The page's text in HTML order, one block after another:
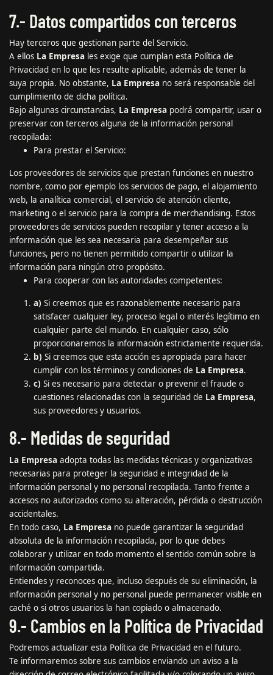
7.- Datos compartidos con terceros
Hay terceros que gestionan parte del Servicio.
A ellos La Empresa les exige que cumplan esta Política de
Privacidad en lo que les resulte aplicable, además de tener la
suya propia. No obstante, La Empresa no será responsable del
cumplimiento de dicha política.
Bajo algunas circunstancias, La Empresa podrá compartir, usar o
preservar con terceros alguna de la información personal
recopilada:
Para prestar el Servicio:
Los proveedores de servicios que prestan funciones en nuestro
nombre, como por ejemplo los servicios de pago, el alojamiento
web, la analítica comercial, el servicio de atención cliente,
marketing o el servicio para la compra de merchandising. Estos
proveedores de servicios pueden recopilar y tener acceso a la
información que les sea necesaria para desempeñar sus
funciones, pero no tienen permitido compartir o utilizar la
información para ningún otro propósito.
Para cooperar con las autoridades competentes:
a) Si creemos que es razonablemente necesario para
satisfacer cualquier ley, proceso legal o interés legítimo en
cualquier parte del mundo. En cualquier caso, sólo
proporcionaremos la información estrictamente requerida.
b) Si creemos que esta acción es apropiada para hacer
cumplir con los términos y condiciones de La Empresa.
c) Si es necesario para detectar o prevenir el fraude o
cuestiones relacionadas con la seguridad de La Empresa,
sus proveedores y usuarios.
8.- Medidas de seguridad
La Empresa adopta todas las medidas técnicas y organizativas
necesarias para proteger la seguridad e integridad de la
información personal y no personal recopilada. Tanto frente a
accesos no autorizados como su alteración, pérdida o destrucción
accidentales.
En todo caso, La Empresa no puede garantizar la seguridad
absoluta de la información recopilada, por lo que debes
colaborar y utilizar en todo momento el sentido común sobre la
información compartida.
Entiendes y reconoces que, incluso después de su eliminación, la
información personal y no personal puede permanecer visible en
caché o si otros usuarios la han copiado o almacenado.
9.- Cambios en la Política de Privacidad
Podremos actualizar esta Política de Privacidad en el futuro.
Te informaremos sobre sus cambios enviando un aviso a la